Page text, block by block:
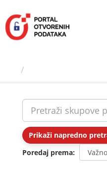
sadržaj
Prikaži napredno
Poredaj prema